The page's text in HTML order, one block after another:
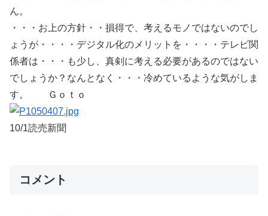
ん。
・・・お上の方針・・損得で、考えるモノではないのでし
ょうが・・・・デジタル化のメリットを・・・・テレビ関
係者は・・・も少し、真剣に考える必要があるのではない
でしょうか？なんとなく・・・冷めているような気がしま
す。 Ｇｏｔｏ
10/1読売新聞
コメント